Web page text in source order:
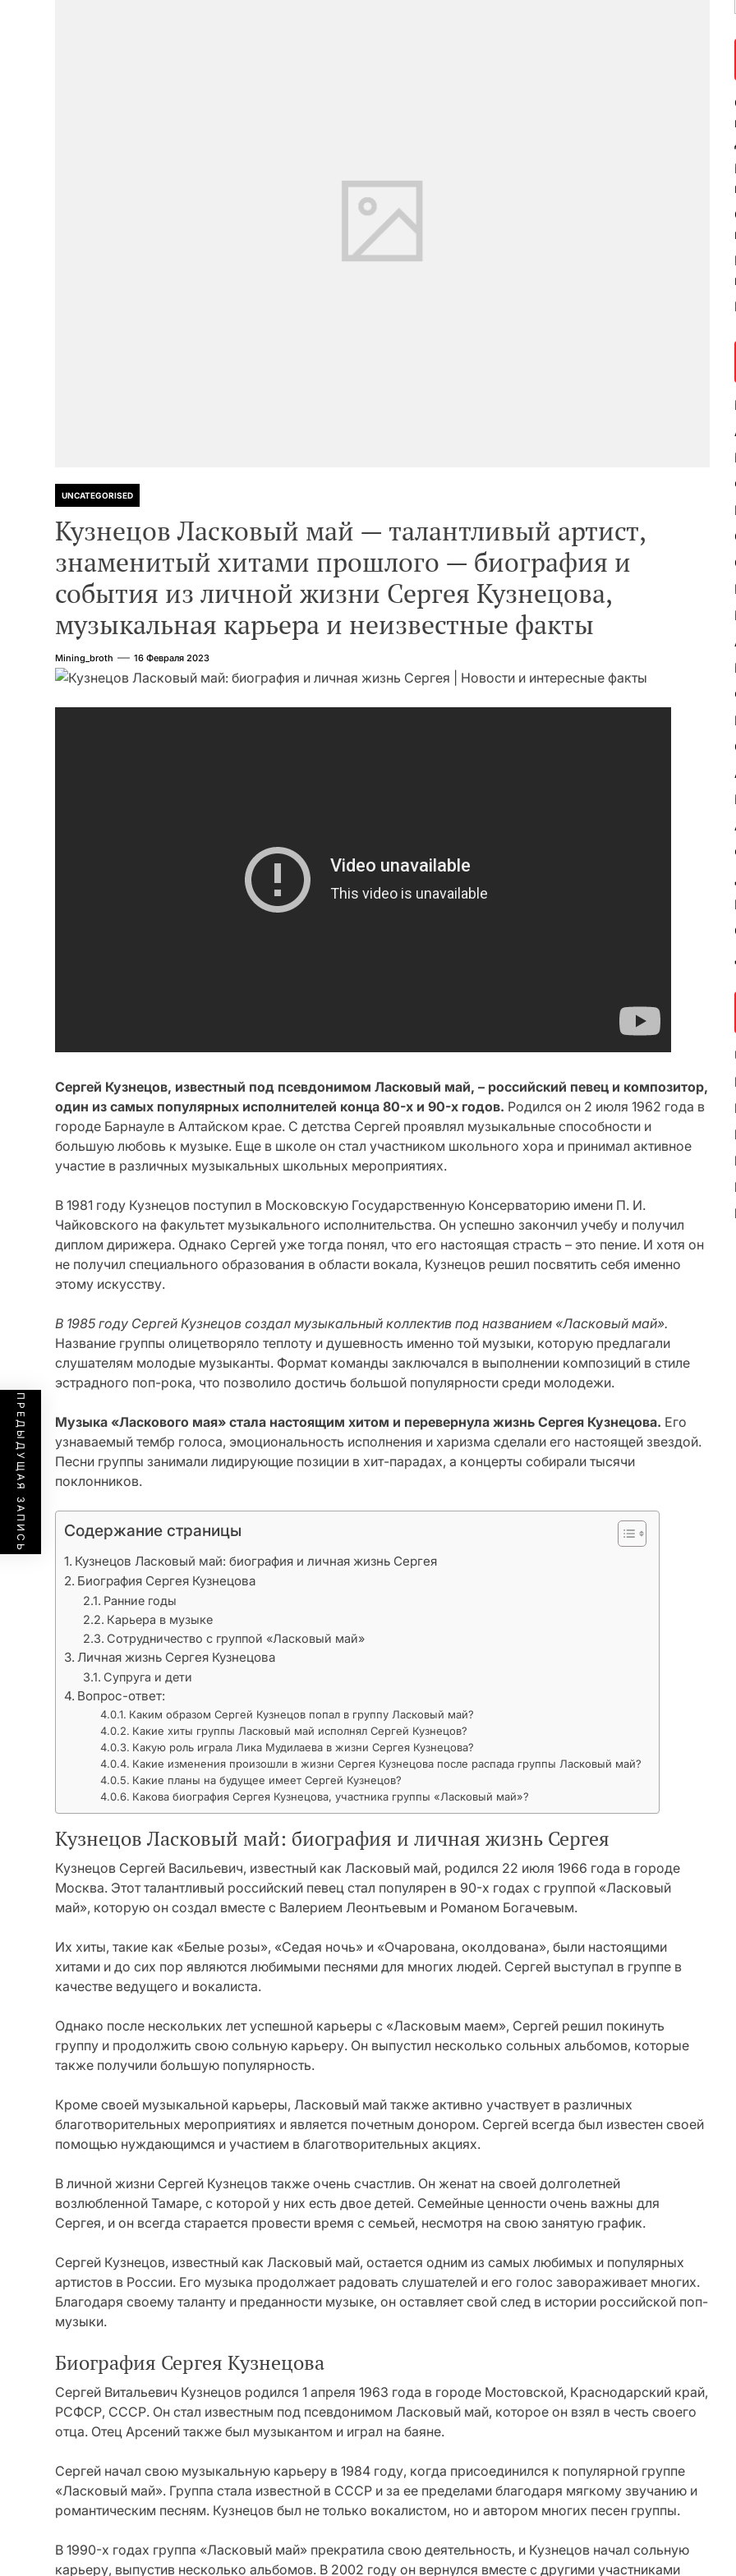
UNCATEGORISED
Кузнецов Ласковый май — талантливый артист,
знаменитый хитами прошлого — биография и
события из личной жизни Сергея Кузнецова,
музыкальная карьера и неизвестные факты
Mining_broth 16 Февраля 2023
Сергей Кузнецов, известный под псевдонимом Ласковый май, – российский певец и композитор,
один из самых популярных исполнителей конца 80-х и 90-х годов. Родился он 2 июля 1962 года в
городе Барнауле в Алтайском крае. С детства Сергей проявлял музыкальные способности и
большую любовь к музыке. Еще в школе он стал участником школьного хора и принимал активное
участие в различных музыкальных школьных мероприятиях.
В 1981 году Кузнецов поступил в Московскую Государственную Консерваторию имени П. И.
Чайковского на факультет музыкального исполнительства. Он успешно закончил учебу и получил
диплом дирижера. Однако Сергей уже тогда понял, что его настоящая страсть – это пение. И хотя он
не получил специального образования в области вокала, Кузнецов решил посвятить себя именно
этому искусству.
В 1985 году Сергей Кузнецов создал музыкальный коллектив под названием «Ласковый май».
Название группы олицетворяло теплоту и душевность именно той музыки, которую предлагали
слушателям молодые музыканты. Формат команды заключался в выполнении композиций в стиле
эстрадного поп-рока, что позволило достичь большой популярности среди молодежи.
Музыка «Ласкового мая» стала настоящим хитом и перевернула жизнь Сергея Кузнецова. Его
узнаваемый тембр голоса, эмоциональность исполнения и харизма сделали его настоящей звездой.
Песни группы занимали лидирующие позиции в хит-парадах, а концерты собирали тысячи
поклонников.
Содержание страницы
Кузнецов Ласковый май: биография и личная жизнь Сергея
Биография Сергея Кузнецова
Ранние годы
Карьера в музыке
Сотрудничество с группой «Ласковый май»
Личная жизнь Сергея Кузнецова
Супруга и дети
Вопрос-ответ:
Каким образом Сергей Кузнецов попал в группу Ласковый май?
Какие хиты группы Ласковый май исполнял Сергей Кузнецов?
Какую роль играла Лика Мудилаева в жизни Сергея Кузнецова?
Какие изменения произошли в жизни Сергея Кузнецова после распада группы Ласковый май?
Какие планы на будущее имеет Сергей Кузнецов?
Какова биография Сергея Кузнецова, участника группы «Ласковый май»?
Кузнецов Ласковый май: биография и личная жизнь Сергея
Кузнецов Сергей Васильевич, известный как Ласковый май, родился 22 июля 1966 года в городе
Москва. Этот талантливый российский певец стал популярен в 90-х годах с группой «Ласковый
май», которую он создал вместе с Валерием Леонтьевым и Романом Богачевым.
Их хиты, такие как «Белые розы», «Седая ночь» и «Очарована, околдована», были настоящими
хитами и до сих пор являются любимыми песнями для многих людей. Сергей выступал в группе в
качестве ведущего и вокалиста.
Однако после нескольких лет успешной карьеры с «Ласковым маем», Сергей решил покинуть
группу и продолжить свою сольную карьеру. Он выпустил несколько сольных альбомов, которые
также получили большую популярность.
Кроме своей музыкальной карьеры, Ласковый май также активно участвует в различных
благотворительных мероприятиях и является почетным донором. Сергей всегда был известен своей
помощью нуждающимся и участием в благотворительных акциях.
В личной жизни Сергей Кузнецов также очень счастлив. Он женат на своей долголетней
возлюбленной Тамаре, с которой у них есть двое детей. Семейные ценности очень важны для
Сергея, и он всегда старается провести время с семьей, несмотря на свою занятую график.
Сергей Кузнецов, известный как Ласковый май, остается одним из самых любимых и популярных
артистов в России. Его музыка продолжает радовать слушателей и его голос завораживает многих.
Благодаря своему таланту и преданности музыке, он оставляет свой след в истории российской поп-
музыки.
Биография Сергея Кузнецова
Сергей Витальевич Кузнецов родился 1 апреля 1963 года в городе Мостовской, Краснодарский край,
РСФСР, СССР. Он стал известным под псевдонимом Ласковый май, которое он взял в честь своего
отца. Отец Арсений также был музыкантом и играл на баяне.
Сергей начал свою музыкальную карьеру в 1984 году, когда присоединился к популярной группе
«Ласковый май». Группа стала известной в СССР и за ее пределами благодаря мягкому звучанию и
романтическим песням. Кузнецов был не только вокалистом, но и автором многих песен группы.
В 1990-х годах группа «Ласковый май» прекратила свою деятельность, и Кузнецов начал сольную
карьеру, выпустив несколько альбомов. В 2002 году он вернулся вместе с другими участниками
ПРЕДЫДУЩАЯ ЗАПИСЬ